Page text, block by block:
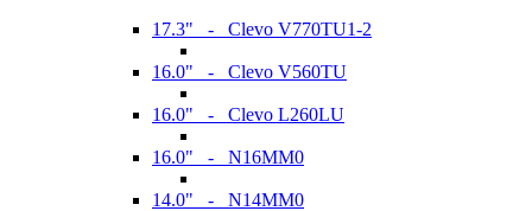
17.3" - Clevo V770TU1-2
16.0" - Clevo V560TU
16.0" - Clevo L260LU
16.0" - N16MM0
14.0" - N14MM0